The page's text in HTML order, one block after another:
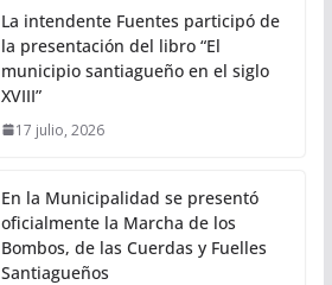
La intendente Fuentes participó de
la presentación del libro “El
municipio santiagueño en el siglo
XVIII”
17 julio, 2026
En la Municipalidad se presentó
oficialmente la Marcha de los
Bombos, de las Cuerdas y Fuelles
Santiagueños